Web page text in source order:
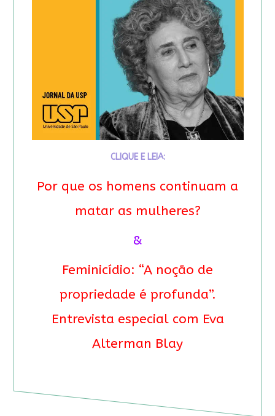
CLIQUE E LEIA:
Por que os homens continuam a
matar as mulheres?
&
Feminicídio: “A noção de
propriedade é profunda”.
Entrevista especial com Eva
Alterman Blay